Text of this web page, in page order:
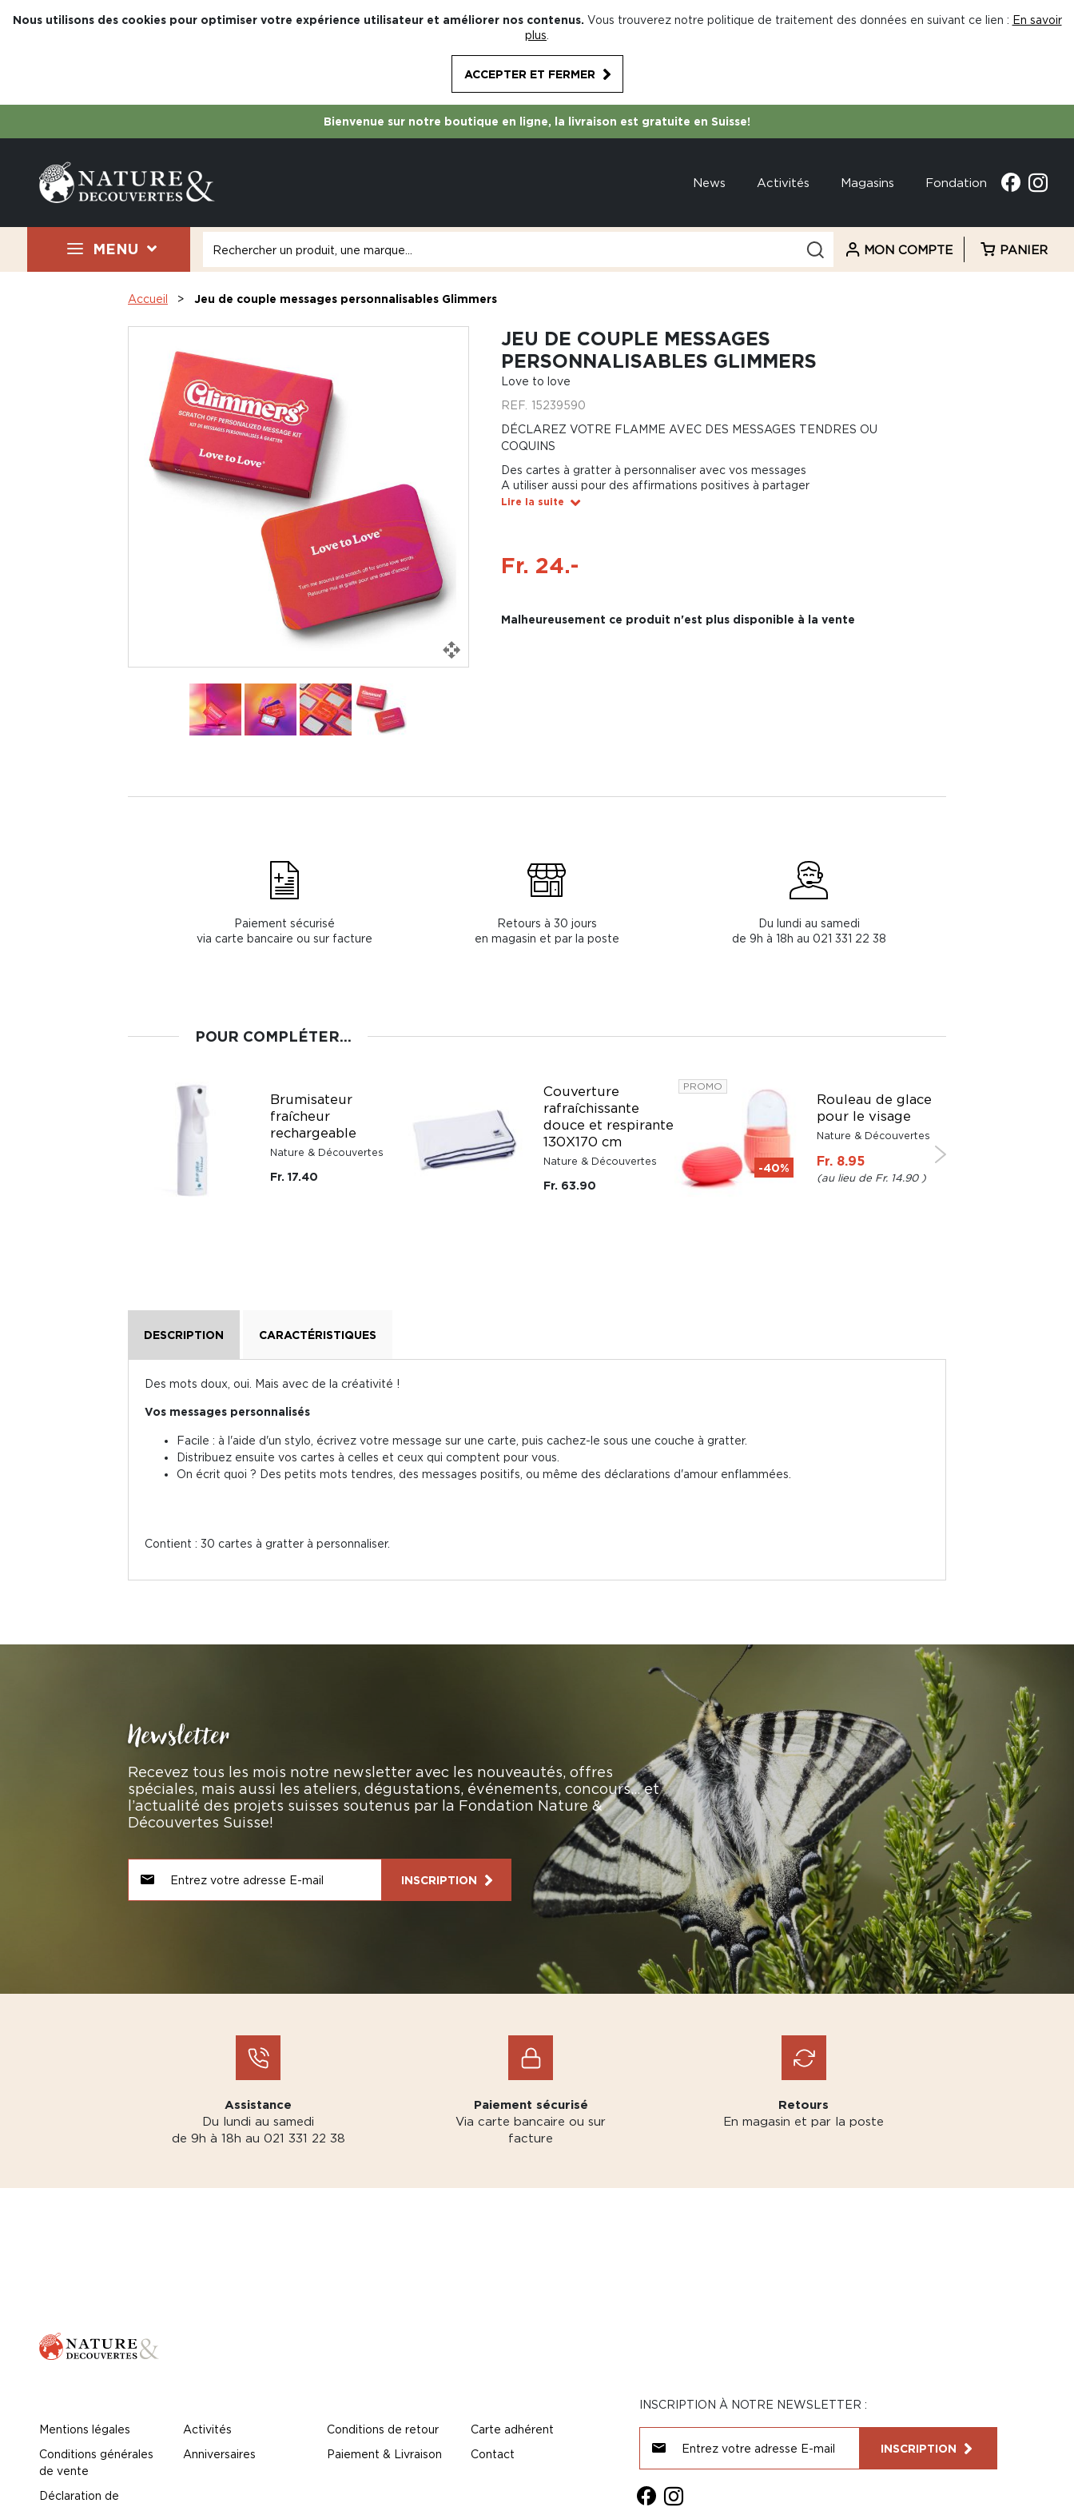
Nous utilisons des cookies pour optimiser votre expérience utilisateur et améliorer nos contenus. Vous trouverez notre politique de traitement des données en suivant ce lien : En savoir
plus
ACCEPTER ET FERMER
Bienvenue sur notre boutique en ligne, la livraison est gratuite en Suisse!
News Activités Magasins Fondation
MENU MON COMPTE PANIER
Accueil Jeu de couple messages personnalisables Glimmers
JEU DE COUPLE MESSAGES
PERSONNALISABLES GLIMMERS
Love to love
REF. 15239590
DÉCLAREZ VOTRE FLAMME AVEC DES MESSAGES TENDRES OU
COQUINS
Des cartes à gratter à personnaliser avec vos messages
A utiliser aussi pour des affirmations positives à partager
Lire la suite
Fr. 24.-
Malheureusement ce produit n'est plus disponible à la vente
Paiement sécurisé
via carte bancaire ou sur facture
Retours à 30 jours
en magasin et par la poste
Du lundi au samedi
de 9h à 18h au 021 331 22 38
POUR COMPLÉTER...
Brumisateur
fraîcheur
rechargeable
Nature & Découvertes
Fr. 17.40
Couverture
rafraîchissante
douce et respirante
130X170 cm
Nature & Découvertes
Fr. 63.90
PROMO
Rouleau de glace
pour le visage
Nature & Découvertes
Fr. 8.95
Fr. 14.90
-40%
DESCRIPTION CARACTÉRISTIQUES
Des mots doux, oui. Mais avec de la créativité !
Vos messages personnalisés
Facile : à l'aide d'un stylo, écrivez votre message sur une carte, puis cachez-le sous une couche à gratter.
Distribuez ensuite vos cartes à celles et ceux qui comptent pour vous.
On écrit quoi ? Des petits mots tendres, des messages positifs, ou même des déclarations d'amour enflammées.
Contient : 30 cartes à gratter à personnaliser.
Newsletter
Recevez tous les mois notre newsletter avec les nouveautés, offres
spéciales, mais aussi les ateliers, dégustations, événements, concours… et
l’actualité des projets suisses soutenus par la Fondation Nature &
Découvertes Suisse!
INSCRIPTION
Assistance
Du lundi au samedi
de 9h à 18h au 021 331 22 38
Paiement sécurisé
Via carte bancaire ou sur
facture
Retours
En magasin et par la poste
Mentions légales
Conditions générales
de vente
Déclaration de
Activités
Anniversaires
Conditions de retour
Paiement & Livraison
Carte adhérent
Contact
INSCRIPTION À NOTRE NEWSLETTER :
INSCRIPTION